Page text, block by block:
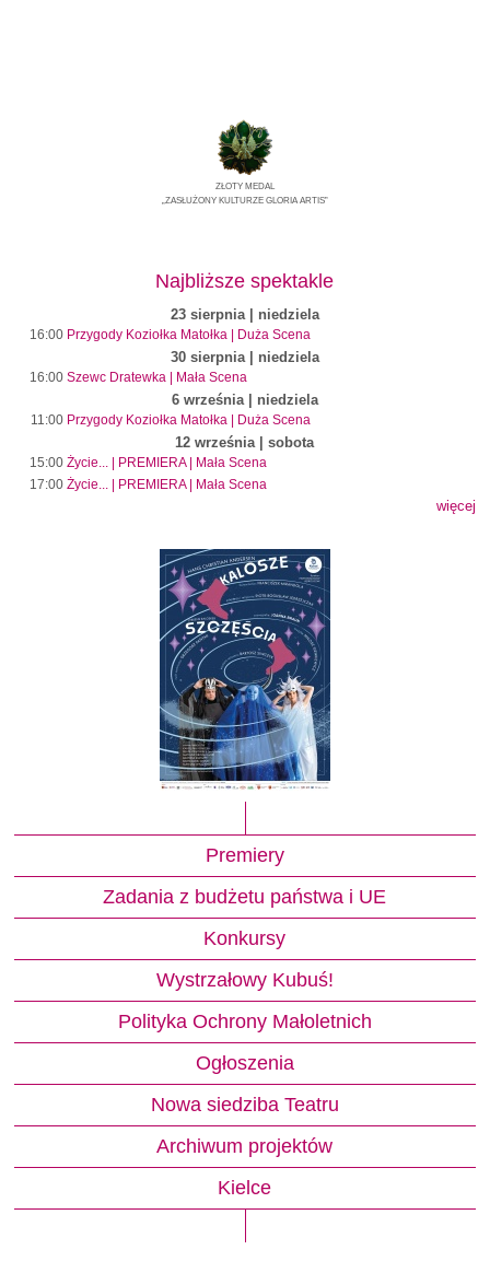
ZŁOTY MEDAL
„ZASŁUŻONY KULTURZE GLORIA ARTIS”
Najbliższe spektakle
23 sierpnia | niedziela
16:00 Przygody Koziołka Matołka | Duża Scena
30 sierpnia | niedziela
16:00 Szewc Dratewka | Mała Scena
6 września | niedziela
11:00 Przygody Koziołka Matołka | Duża Scena
12 września | sobota
15:00 Życie... | PREMIERA | Mała Scena
17:00 Życie... | PREMIERA | Mała Scena
więcej
Premiery
Zadania z budżetu państwa i UE
Konkursy
Wystrzałowy Kubuś!
Polityka Ochrony Małoletnich
Ogłoszenia
Nowa siedziba Teatru
Archiwum projektów
Kielce